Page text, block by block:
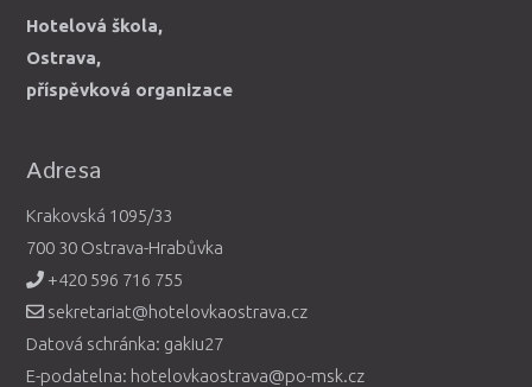
Hotelová škola,
Ostrava,
příspěvková organizace
Adresa
Krakovská 1095/33
700 30 Ostrava-Hrabůvka
+420 596 716 755
sekretariat@hotelovkaostrava.cz
Datová schránka: gakiu27
E-podatelna: hotelovkaostrava@po-msk.cz